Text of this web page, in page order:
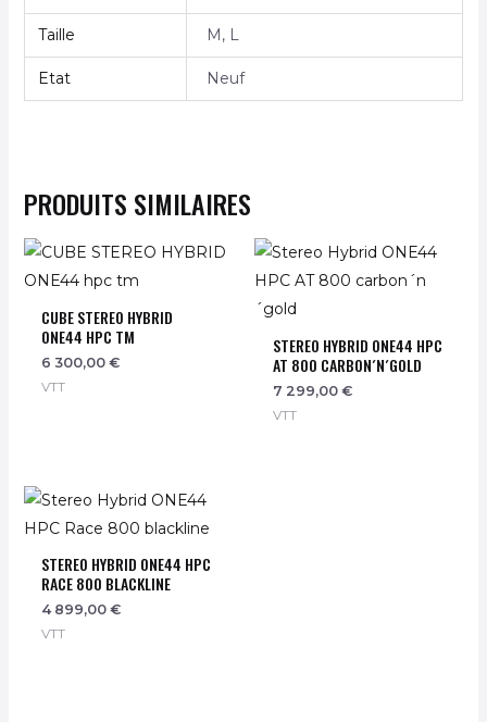
Taille M, L
Etat Neuf
PRODUITS SIMILAIRES
CUBE STEREO HYBRID
ONE44 HPC TM
6 300,00€
VTT
STEREO HYBRID ONE44 HPC
AT 800 CARBON´N´GOLD
7 299,00 €
VTT
STEREO HYBRID ONE44 HPC
RACE 800 BLACKLINE
4 899,00€
VTT